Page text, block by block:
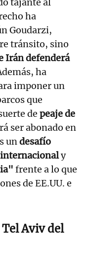
tajante al
ha
Goudarzi,
tránsito, sino
Irán defenderá
ha
imponer un
que
de peaje de
ser abonado en
undesafío
y
frente a lo que
de EE.UU. e
Aviv del